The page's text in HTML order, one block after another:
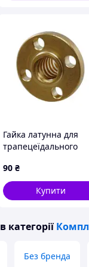
Гайка латунна для
трапецеїдального
принтера
90 ₴
Купити
в категорії
Без бренда